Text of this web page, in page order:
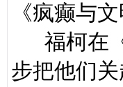
《疯癫与文
福柯在《
步把他们